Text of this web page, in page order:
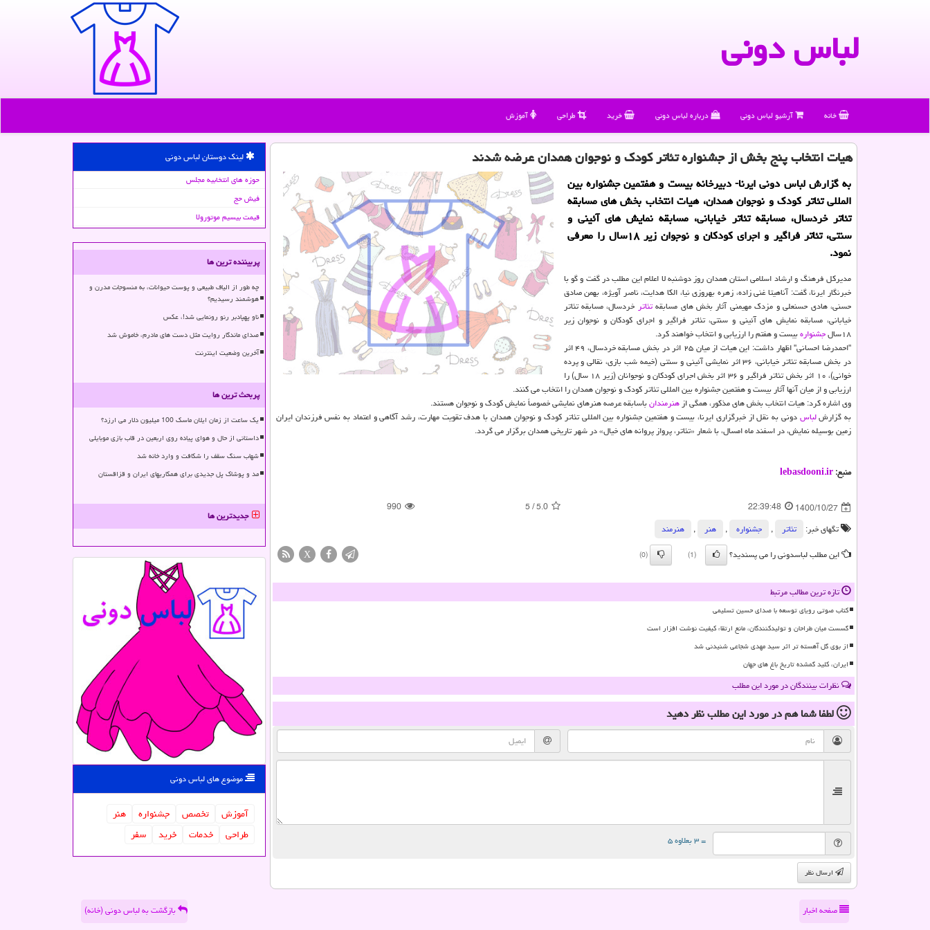
لباس دونی
خانه آرشیو لباس دونی درباره لباس دونی خرید طراحی آموزش
هیات انتخاب پنج بخش از جشنواره تئاتر کودک و نوجوان همدان عرضه شدند
به گزارش لباس دونی ایرنا- دبیرخانه بیست و هفتمین جشنواره بین
المللی تئاتر کودک و نوجوان همدان، هیات انتخاب بخش های مسابقه
تئاتر خردسال، مسابقه تئاتر خیابانی، مسابقه نمایش های آئینی و
سنتی، تئاتر فراگیر و اجرای کودکان و نوجوان زیر ۱۸سال را معرفی
نمود.
مدیرکل فرهنگ و ارشاد اسلامی استان همدان روز دوشنبه لا اعلام این مطلب در گفت و گو با
خبرنگار ایرنا، گفت: آناهیتا غنی زاده، زهره بهروزی نیا، الکا هدایت، ناصر آویژه، بهمن صادق
حسنی، هادی حسنعلی و مزدک مهیمنی آثار بخش های مسابقهتئاتر خردسال، مسابقه تئاتر
خیابانی، مسابقه نمایش های آئینی و سنتی، تئاتر فراگیر و اجرای کودکان و نوجوان زیر
۱۸سال
جشنوارهبیست و هفتم را ارزیابی و انتخاب خواهند کرد.
"احمدرضا احسانی" اظهار داشت: این هیات از میان ۲۵ اثر در بخش مسابقه خردسال، ۴۹ اثر
در بخش مسابقه تئاتر خیابانی، ۳۶ اثر نمایشی آئینی و سنتی (خیمه شب بازی، نقالی و پرده
خوانی)، ۱۰ اثر بخش تئاتر فراگیر و ۳۶ اثر بخش اجرای کودکان و نوجوانان (زیر ۱۸ سال) را
ارزیابی و از میان آنها آثار بیست و هفتمین جشنواره بین المللی تئاتر کودک و نوجوان همدان را انتخاب می کنند.
وی اشاره کرد: هیات انتخاب بخش های مذکور، همگی ازهنرمندانباسابقه عرصه هنرهای نمایشی خصوصاً نمایش کودک و نوجوان هستند.
به گزارشلباسدونی به نقل از خبرگزاری ایرنا، بیست و هفتمین جشنواره بین المللی تئاتر کودک و نوجوان همدان با هدف تقویت مهارت، رشد آگاهی و اعتماد به نفس فرزندان ایران
زمین بوسیله نمایش، در اسفند ماه امسال، با شعار «تئاتر، پرواز پروانه های خیال» در شهر تاریخی همدان برگزار می گردد.
منبع:lebasdooni.ir
1400/10/27
22:39:48
5.0
/
5
990
تگهای خبر:
تئاتر , جشنواره , هنر ,
هنرمند
این مطلب لباسدونی را می پسندید؟
(1)
(0)
X
تازه ترین مطالب مرتبط
کتاب صوتی رویای توسعه با صدای حسین تسلیمی
گسست میان طراحان و تولیدکنندگان، مانع ارتقاء کیفیت نوشت افزار است
از بوی گل آهسته تر اثر سید مهدی شجاعی شنیدنی شد
ایران، کلید گمشده تاریخ باغ های جهان
نظرات بینندگان در مورد این مطلب
لطفا شما همدر مورد این مطلبنظر دهید
= ۳ بعلاوه ۵
ارسال نظر
لینک دوستان لباس دونی
حوزه های انتخابیه مجلس
فیش حج
قیمت بیسیم موتورولا
پربیننده ترین ها
چه طور از الیاف طبیعی و پوست حیوانات، به منسوجات مدرن و
هوشمند رسیدیم؟
ناو پهپادبر رنو رونمایی شد!، عکس
صدای ماندگار روایت مثل دست های مادرم، خاموش شد
آخرین وضعیت اینترنت
پربحث ترین ها
یک ساعت از زمان ایلان ماسک 100 میلیون دلار می ارزد؟
داستانی از حال و هوای پیاده روی اربعین در قاب بازی موبایلی
شهاب سنگ سقف را شکافت و وارد خانه شد
مد و پوشاک پل جدیدی برای همکاریهای ایران و قزاقستان
جدیدترین ها
موضوع های لباس دونی
آموزش تخصص جشنواره
هنر
طراحی
خدمات خرید سفر
صفحه اخبار بازگشت به لباس دونی (خانه)